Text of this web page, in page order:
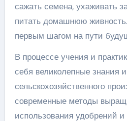
сажать семена, ухаживать
питать домашнюю
первым шагом на пути
В процессе учения и
себя великолепные знания
сельскохозяйственного
современные методы
использования удобрений